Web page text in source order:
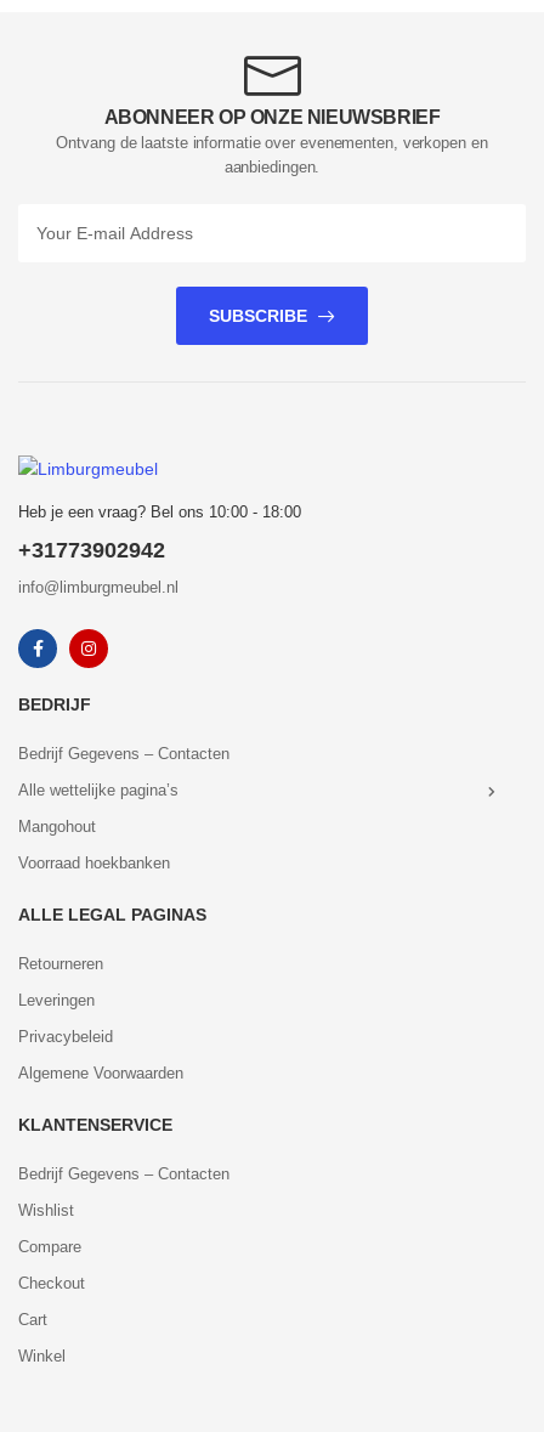
ABONNEER OP ONZE NIEUWSBRIEF
Ontvang de laatste informatie over evenementen, verkopen en
aanbiedingen.
SUBSCRIBE
Heb je een vraag? Bel ons 10:00 - 18:00
+31773902942
info@limburgmeubel.nl
BEDRIJF
Bedrijf Gegevens – Contacten
Alle wettelijke pagina’s
Mangohout
Voorraad hoekbanken
ALLE LEGAL PAGINAS
Retourneren
Leveringen
Privacybeleid
Algemene Voorwaarden
KLANTENSERVICE
Bedrijf Gegevens – Contacten
Wishlist
Compare
Checkout
Cart
Winkel